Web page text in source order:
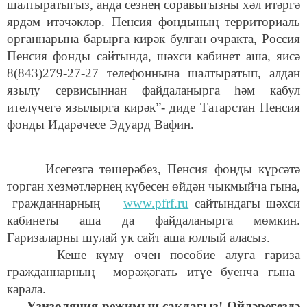
шалтыратыгыз, анда сезнең соравыгызны хәл итәргә
ярдәм итәчәкләр. Пенсия фондының территориаль
органнарына барырга кирәк булган очракта, Россия
Пенсия фонды сайтында, шәхси кабинет аша, яисә
8(843)279-27-27 телефоннына шалтыратып, алдан
язылу сервисыннан файдаланырга һәм кабул
ителүчегә язылырга кирәк”- диде Татарстан Пенсия
фонды Идарәчесе Эдуард Вафин.
Исегезгә төшерәбез, Пенсия фонды күрсәтә
торган хезмәтләрнең күбесен өйдән чыкмыйча гына,
гражданнарныңwww.pfrf.ru сайтындагы шәхси
кабинеты аша да файдаланырга мөмкин.
Гаризаларны шулай ук сайт аша юллый аласыз.
Кеше күмү өчен пособие алуга гариза
гражданнарның мөрәҗәгать итүе буенча гына
карала.